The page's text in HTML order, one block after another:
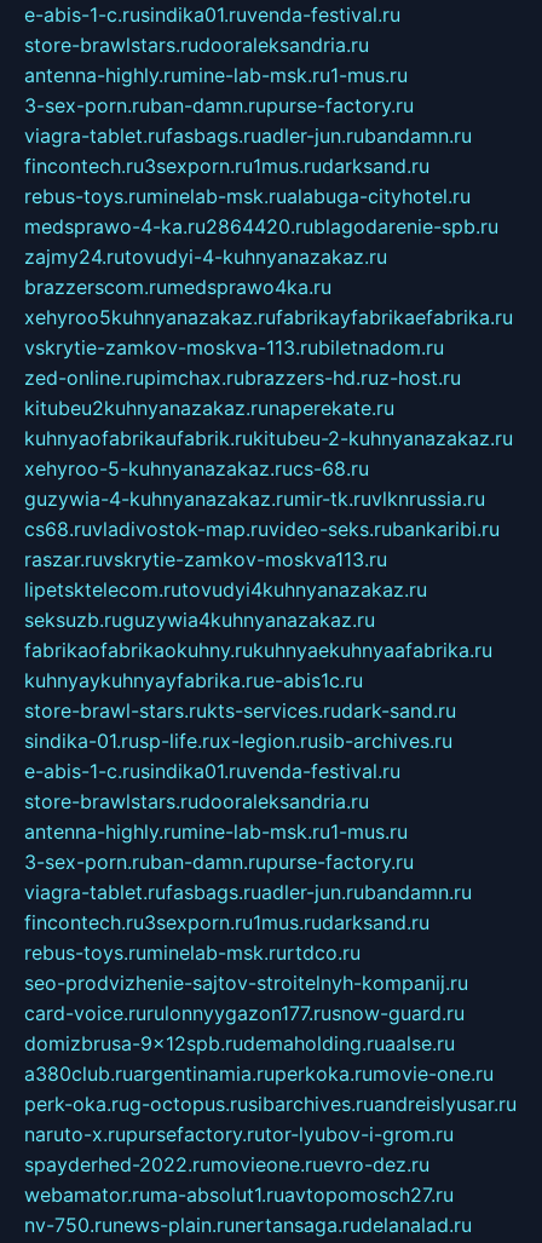
e-abis-1-c.rusindika01.ruvenda-festival.ru
store-brawlstars.rudooraleksandria.ru
antenna-highly.rumine-lab-msk.ru1-mus.ru
3-sex-porn.ruban-damn.rupurse-factory.ru
viagra-tablet.rufasbags.ruadler-jun.rubandamn.ru
fincontech.ru3sexporn.ru1mus.rudarksand.ru
rebus-toys.ruminelab-msk.rualabuga-cityhotel.ru
medsprawo-4-ka.ru2864420.rublagodarenie-spb.ru
zajmy24.rutovudyi-4-kuhnyanazakaz.ru
brazzerscom.rumedsprawo4ka.ru
xehyroo5kuhnyanazakaz.rufabrikayfabrikaefabrika.ru
vskrytie-zamkov-moskva-113.rubiletnadom.ru
zed-online.rupimchax.rubrazzers-hd.ruz-host.ru
kitubeu2kuhnyanazakaz.runaperekate.ru
kuhnyaofabrikaufabrik.rukitubeu-2-kuhnyanazakaz.ru
xehyroo-5-kuhnyanazakaz.rucs-68.ru
guzywia-4-kuhnyanazakaz.rumir-tk.ruvlknrussia.ru
cs68.ruvladivostok-map.ruvideo-seks.rubankaribi.ru
raszar.ruvskrytie-zamkov-moskva113.ru
lipetsktelecom.rutovudyi4kuhnyanazakaz.ru
seksuzb.ruguzywia4kuhnyanazakaz.ru
fabrikaofabrikaokuhny.rukuhnyaekuhnyaafabrika.ru
kuhnyaykuhnyayfabrika.rue-abis1c.ru
store-brawl-stars.rukts-services.rudark-sand.ru
sindika-01.rusp-life.rux-legion.rusib-archives.ru
e-abis-1-c.rusindika01.ruvenda-festival.ru
store-brawlstars.rudooraleksandria.ru
antenna-highly.rumine-lab-msk.ru1-mus.ru
3-sex-porn.ruban-damn.rupurse-factory.ru
viagra-tablet.rufasbags.ruadler-jun.rubandamn.ru
fincontech.ru3sexporn.ru1mus.rudarksand.ru
rebus-toys.ruminelab-msk.rurtdco.ru
seo-prodvizhenie-sajtov-stroitelnyh-kompanij.ru
card-voice.rurulonnyygazon177.rusnow-guard.ru
domizbrusa-9x12spb.rudemaholding.ruaalse.ru
a380club.ruargentinamia.ruperkoka.rumovie-one.ru
perk-oka.rug-octopus.rusibarchives.ruandreislyusar.ru
naruto-x.rupursefactory.rutor-lyubov-i-grom.ru
spayderhed-2022.rumovieone.ruevro-dez.ru
webamator.ruma-absolut1.ruavtopomosch27.ru
nv-750.runews-plain.runertansaga.rudelanalad.ru